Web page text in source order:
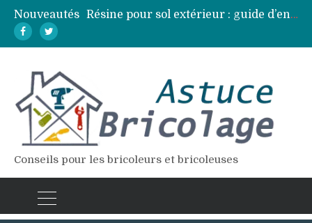
Nouveautés
Résine pour sol extérieur : guide d’entretien et réparation des fissures
Pose d’une dalle béton : 7 erreurs à éviter pour un résultat durable
Conseils pour les bricoleurs et bricoleuses